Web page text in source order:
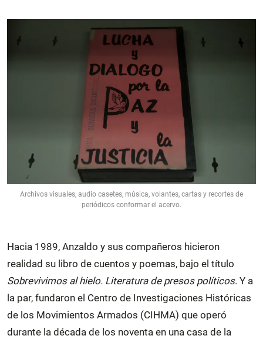
Archivos visuales, audio casetes, música, volantes, cartas y recortes de
periódicos conformar el acervo.
Hacia 1989, Anzaldo y sus compañeros hicieron
realidad su libro de cuentos y poemas, bajo el título
Sobrevivimos al hielo. Literatura de presos políticos. Y a
la par, fundaron el Centro de Investigaciones Históricas
de los Movimientos Armados (CIHMA) que operó
durante la década de los noventa en una casa de la